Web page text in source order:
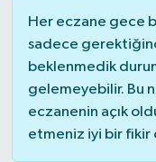
Her eczane gece
sadece
beklenmedik
gelemeyebilir. Bu
eczanenin açık
etmeniz iyi bir fikir
Resmi İlanlar
Sağlık
Seri İlan